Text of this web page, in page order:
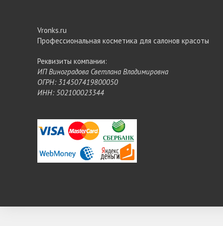
Vronks.ru
Профессиональная косметика для салонов красоты
Реквизиты компании:
ИП Виноградова Светлана Владимировна
ОГРН: 314507419800050
ИНН: 502100023344